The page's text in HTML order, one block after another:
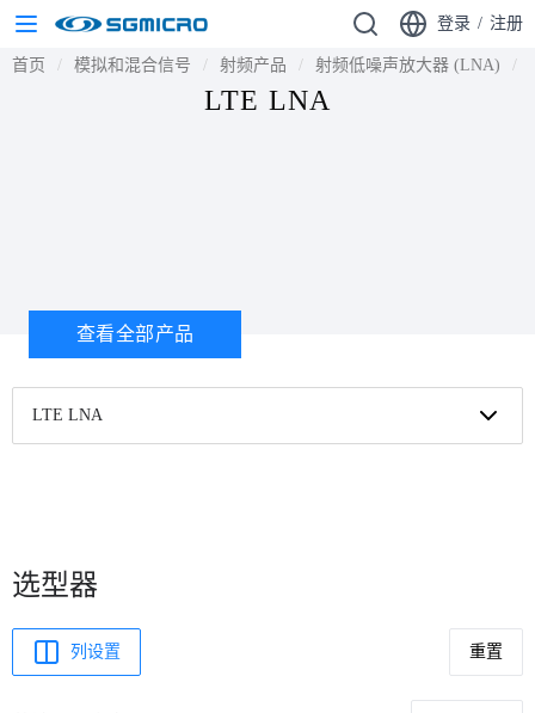
登录 / 注册
首页 模拟和混合信号 射频产品 射频低噪声放大器 (LNA)
LTE LNA
查看全部产品
LTE LNA
选型器
列设置 重置